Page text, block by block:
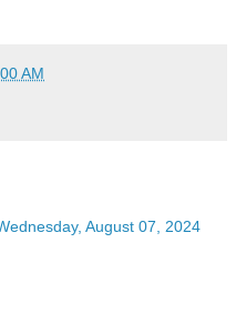
AM
August 07, 2024